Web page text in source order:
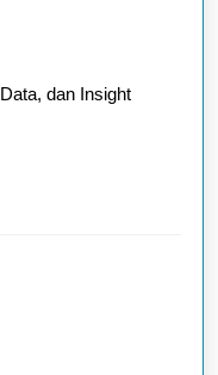
dan Insight